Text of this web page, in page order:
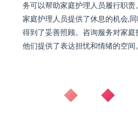
务可以帮助家庭护理人员履行职责
家庭护理人员提供了休息的机会,
得到了妥善照顾。咨询服务对家庭
他们提供了表达担忧和情绪的空间。
◆ ◆